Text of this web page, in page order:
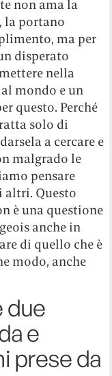
non ama la
la portano
ma per
disperato
nella
mondo e un
questo. Perché
solo di
a cercare e
malgrado le
pensare
altri. Questo
è una questione
anche in
di quello che è
modo, anche
due
e
prese da